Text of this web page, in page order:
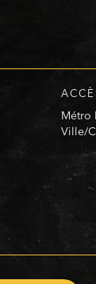
Métro
Ville/